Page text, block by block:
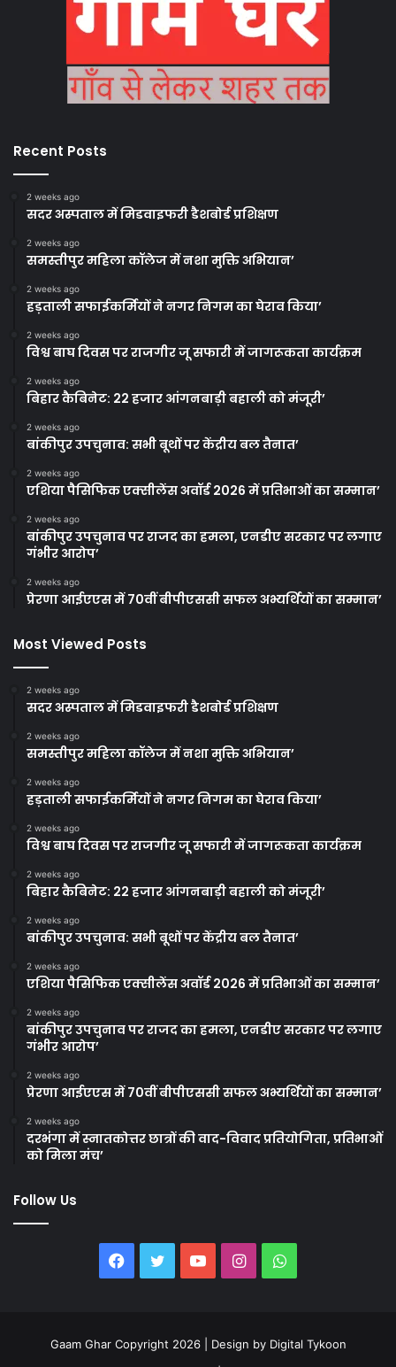
Recent Posts
2 weeks ago
सदर अस्पताल में मिडवाइफरी डैशबोर्ड प्रशिक्षण
2 weeks ago
समस्तीपुर महिला कॉलेज में नशा मुक्ति अभियान’
2 weeks ago
हड़ताली सफाईकर्मियों ने नगर निगम का घेराव किया’
2 weeks ago
विश्व बाघ दिवस पर राजगीर जू सफारी में जागरूकता कार्यक्रम
2 weeks ago
बिहार कैबिनेट: 22 हजार आंगनबाड़ी बहाली को मंजूरी’
2 weeks ago
बांकीपुर उपचुनाव: सभी बूथों पर केंद्रीय बल तैनात’
2 weeks ago
एशिया पैसिफिक एक्सीलेंस अवॉर्ड 2026 में प्रतिभाओं का सम्मान’
2 weeks ago
बांकीपुर उपचुनाव पर राजद का हमला, एनडीए सरकार पर लगाए
गंभीर आरोप’
2 weeks ago
प्रेरणा आईएएस में 70वीं बीपीएससी सफल अभ्यर्थियों का सम्मान’
Most Viewed Posts
2 weeks ago
सदर अस्पताल में मिडवाइफरी डैशबोर्ड प्रशिक्षण
2 weeks ago
समस्तीपुर महिला कॉलेज में नशा मुक्ति अभियान’
2 weeks ago
हड़ताली सफाईकर्मियों ने नगर निगम का घेराव किया’
2 weeks ago
विश्व बाघ दिवस पर राजगीर जू सफारी में जागरूकता कार्यक्रम
2 weeks ago
बिहार कैबिनेट: 22 हजार आंगनबाड़ी बहाली को मंजूरी’
2 weeks ago
बांकीपुर उपचुनाव: सभी बूथों पर केंद्रीय बल तैनात’
2 weeks ago
एशिया पैसिफिक एक्सीलेंस अवॉर्ड 2026 में प्रतिभाओं का सम्मान’
2 weeks ago
बांकीपुर उपचुनाव पर राजद का हमला, एनडीए सरकार पर लगाए
गंभीर आरोप’
2 weeks ago
प्रेरणा आईएएस में 70वीं बीपीएससी सफल अभ्यर्थियों का सम्मान’
2 weeks ago
दरभंगा में स्नातकोत्तर छात्रों की वाद-विवाद प्रतियोगिता, प्रतिभाओं
को मिला मंच’
Follow Us
Facebook
TwitterYouTubeInstagramWhatsApp
Gaam Ghar Copyright 2026 | Design by Digital Tykoon